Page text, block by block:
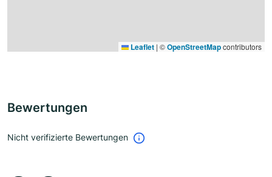
Leaflet | ©OpenStreetMapcontributors
Bewertungen
Nicht verifizierte Bewertungen